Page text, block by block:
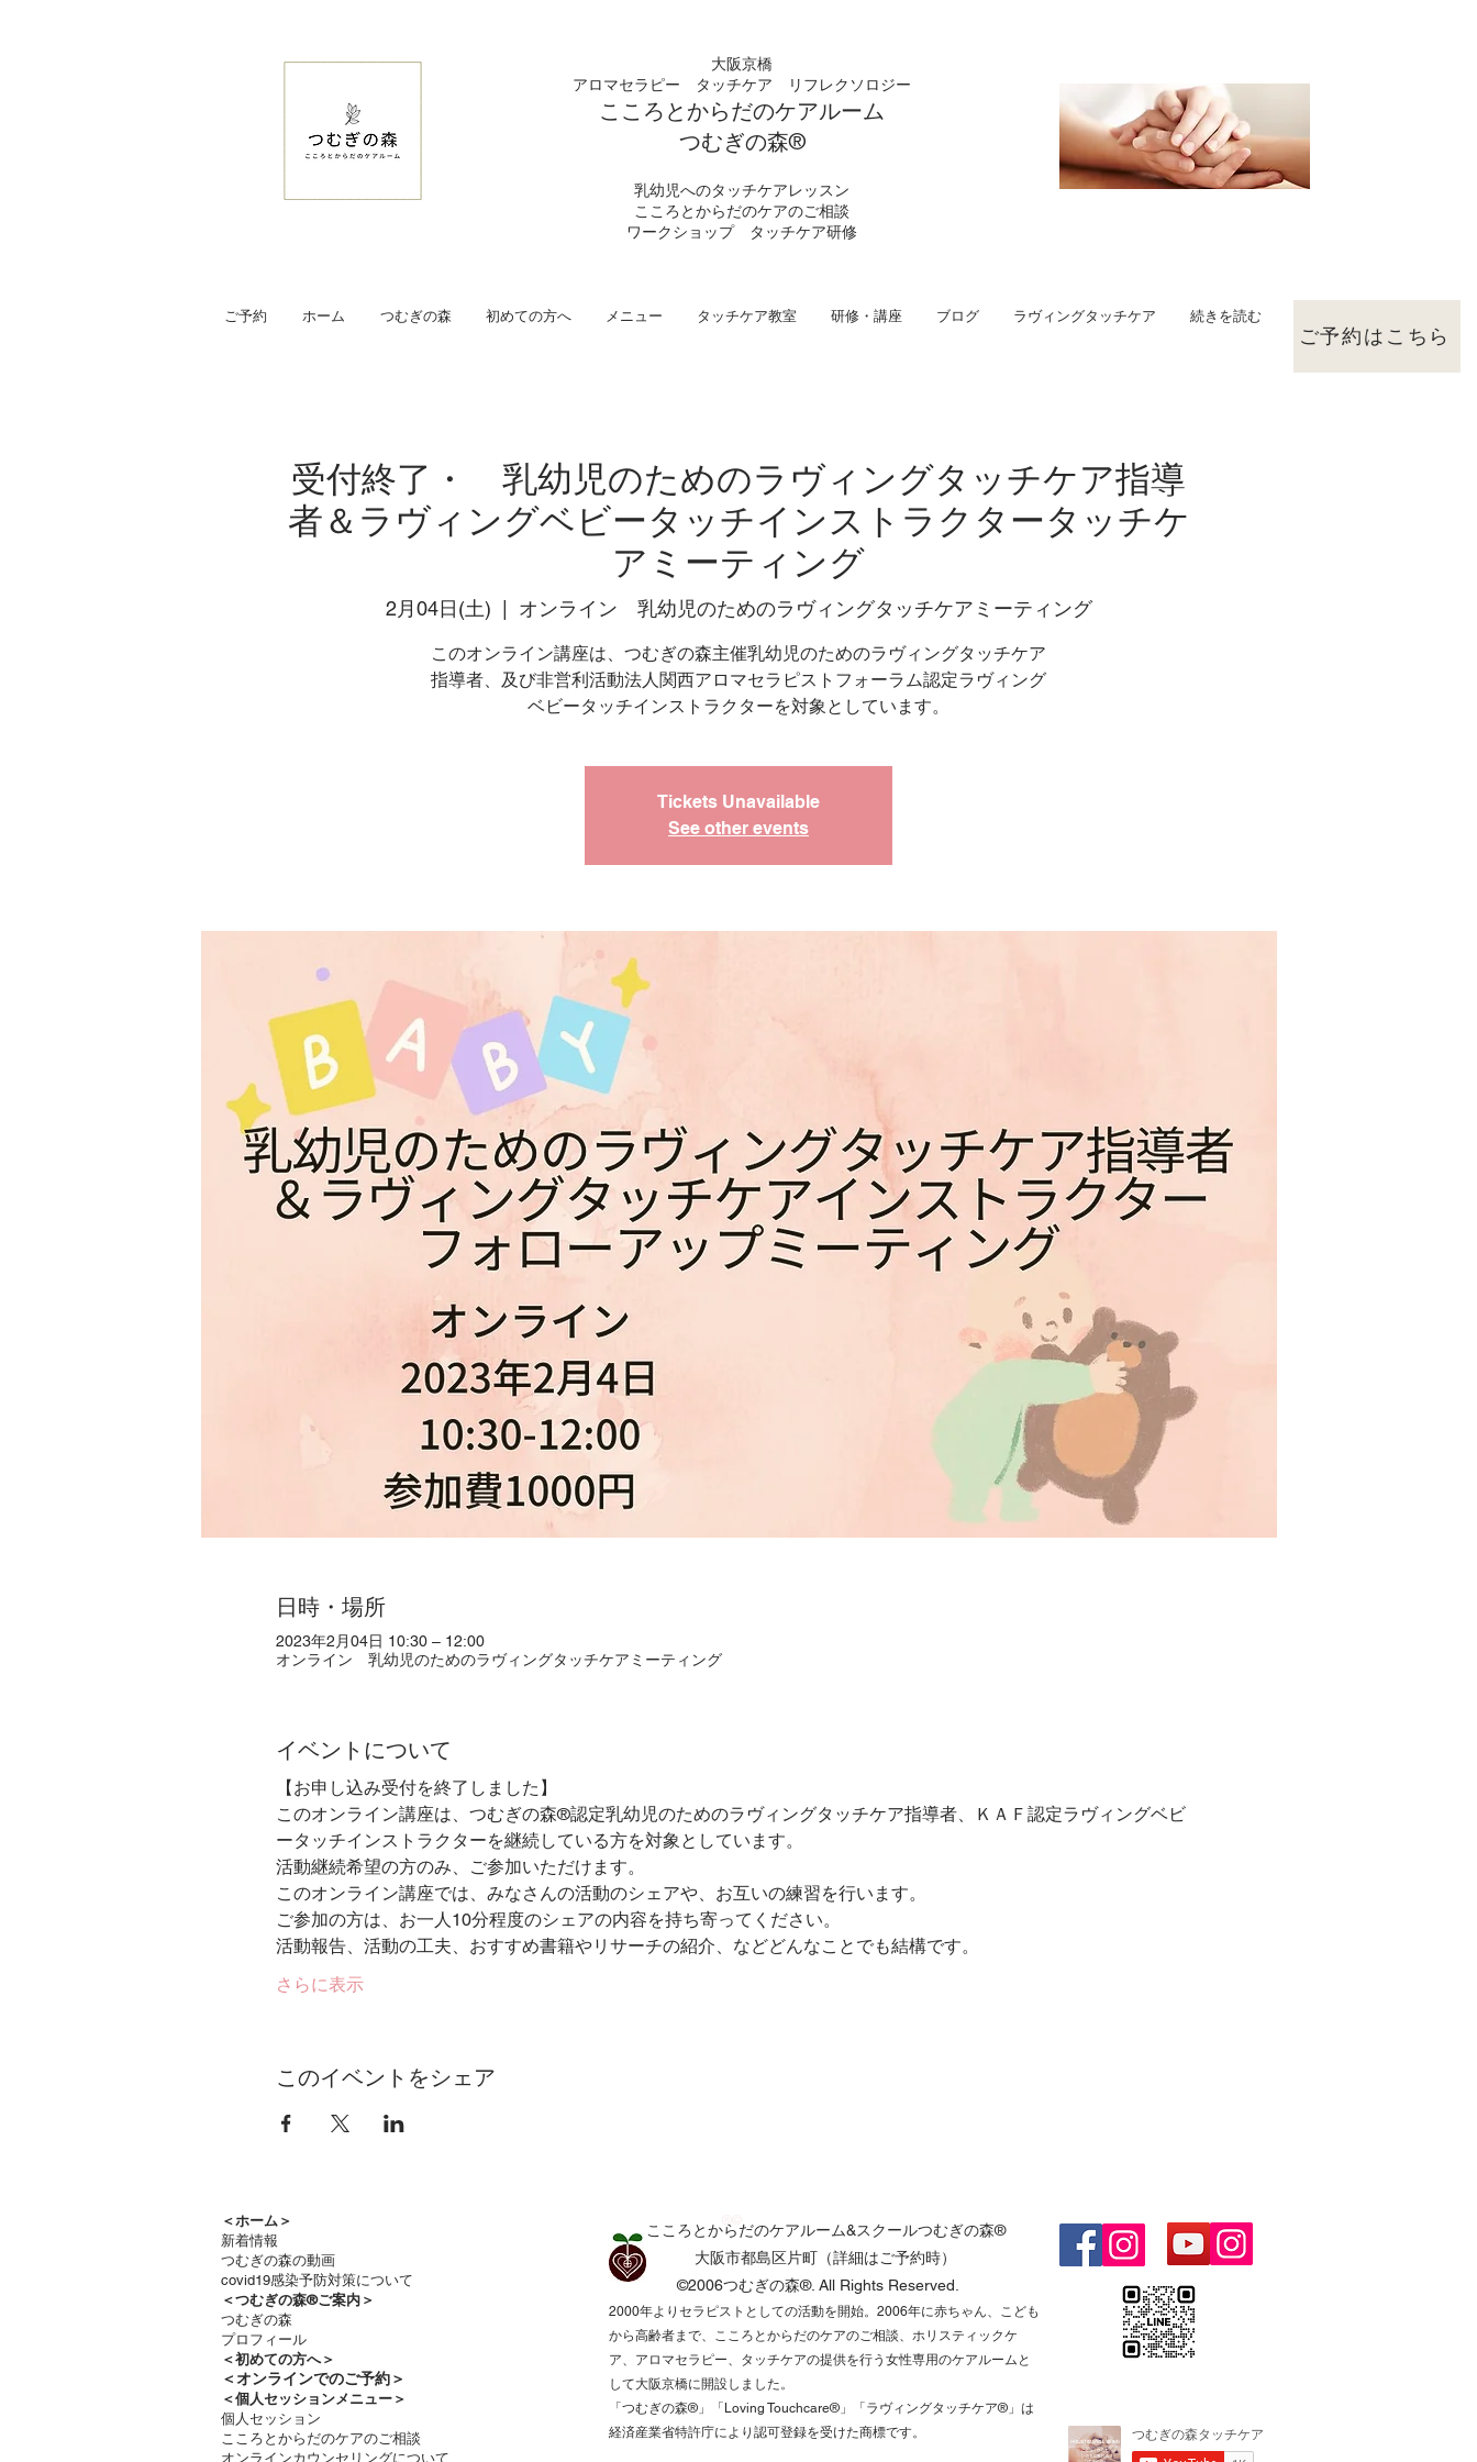
大阪京橋
アロマセラピー タッチケア
リフレクソロジー
こころとからだのケアルーム
つむぎの​森®︎
​乳幼児へのタッチケアレッスン
こころとからだのケアのご相談
​ワークショップ タッチケア研修
ご予約はこちら
ご予約 ホーム つむぎの森 初めての方へ メニュー タッチケア教室 研修・講座 ブログ ラヴィングタッチケア 続きを読む
受付終了・ 乳幼児のためのラヴィングタッチケア指導
者＆ラヴィングベビータッチインストラクタータッチケ
アミーティング
2月04日(土)
  |
オンライン 乳幼児のためのラヴィングタッチケアミーティング
このオンライン講座は、つむぎの森主催乳幼児のためのラヴィングタッチケア
指導者、及び非営利活動法人関西アロマセラピストフォーラム認定ラヴィング
ベビータッチインストラクターを対象としています。
Tickets Unavailable
See other events
日時・場所
2023年2月04日 10:30 – 12:00
オンライン 乳幼児のためのラヴィングタッチケアミーティング
イベントについて
【お申し込み受付を終了しました】
このオンライン講座は、つむぎの森®認定乳幼児のためのラヴィングタッチケア指導者、ＫＡＦ認定ラヴィングベビ
ータッチインストラクターを継続している方を対象としています。
活動継続希望の方のみ、ご参加いただけます。
このオンライン講座では、みなさんの活動のシェアや、お互いの練習を行います。
ご参加の方は、お一人10分程度のシェアの内容を持ち寄ってください。
活動報告、活動の工夫、おすすめ書籍やリサーチの紹介、などどんなことでも結構です。
さらに表示
このイベントをシェア
＜ホーム＞
新着情報
つむぎの森の動画
covid19感染予防対策について
＜つむぎの森®ご案内＞
つむぎの森
プロフィール
＜初めての方へ＞
＜​オンラインでのご予約＞
＜個人セッションメニュー＞
個人セッション
こころとからだのケアのご相談
オンラインカウンセリングについて
こころとからだのケアルーム&スクールつむぎの森®
​​大阪市都島区片町（詳細はご予約時）
©2006つむぎの森®. All Rights Reserved.​
2000年よりセラピストとしての活動を開始。2006年に赤ちゃん、こども
から高齢者まで、こころとからだのケアのご相談、ホリスティックケ
ア、アロマセラピー、タッチケアの提供を行う女性専用のケアルームと
して大阪京橋に開設しました。
「つむぎの森®️」「Loving Touchcare®️」「ラヴィングタッチケア®️」は
経済産業省特許庁により認可登録を受けた商標です。